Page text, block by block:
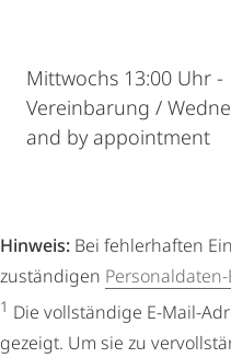
Mittwochs 13:00 Uhr
Vereinbarung /
and by appointment
Hinweis: Bei fehlerhaften
zuständigen
1 Die vollständige E-Mail-
gezeigt. Um sie zu